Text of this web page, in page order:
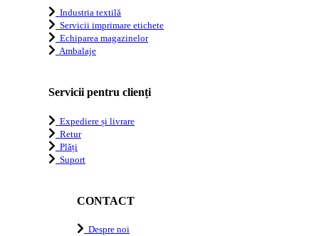
Industria textilă
Servicii imprimare etichete
Echiparea magazinelor
Ambalaje
Servicii pentru clienți
Expediere și livrare
Retur
Plăți
Suport
CONTACT
Despre noi